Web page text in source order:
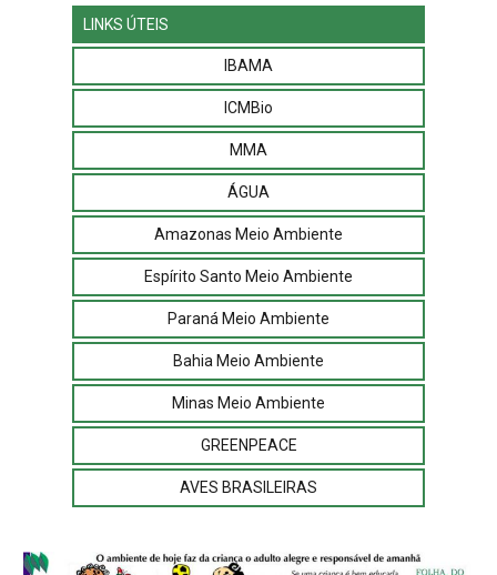
LINKS ÚTEIS
IBAMA
ICMBio
MMA
ÁGUA
Amazonas Meio Ambiente
Espírito Santo Meio Ambiente
Paraná Meio Ambiente
Bahia Meio Ambiente
Minas Meio Ambiente
GREENPEACE
AVES BRASILEIRAS